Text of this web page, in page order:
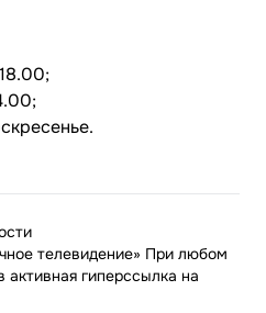
телевидение» При любом
активная гиперссылка на